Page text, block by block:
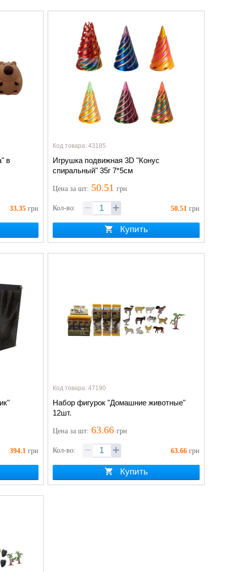
в
33.35 грн
Код товара: 43185
Игрушка подвижная 3D "Конус
спиральный" 35г 7*5см
Ценаза шт: 50.51 грн
Кол-во: 50.51 грн
Купить
394.1 грн
Код товара: 47190
Набор фигурок "Домашние животные"
12шт.
Ценаза шт: 63.66 грн
Кол-во: 63.66 грн
Купить